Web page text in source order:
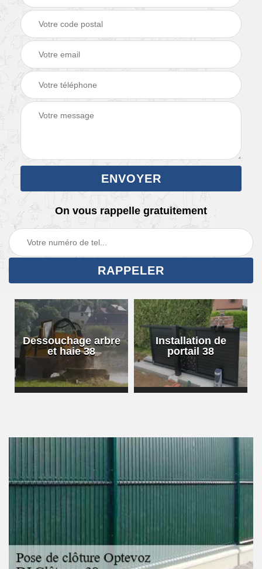
On vous rappelle gratuitement
Dessouchage arbre
et haie 38
Installation de
portail 38